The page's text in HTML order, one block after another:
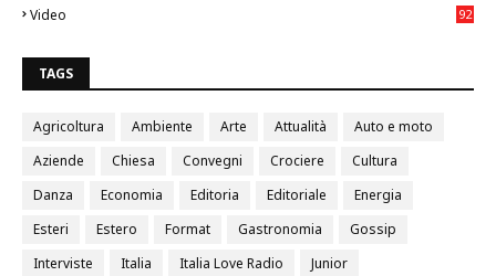
Video
92
TAGS
Agricoltura Ambiente Arte Attualità
Auto e moto
Aziende
Chiesa Convegni Crociere
Cultura
Danza
Economia Editoria Editoriale
Energia
Esteri
Estero Format Gastronomia
Gossip
Interviste
Italia Italia Love Radio
Junior